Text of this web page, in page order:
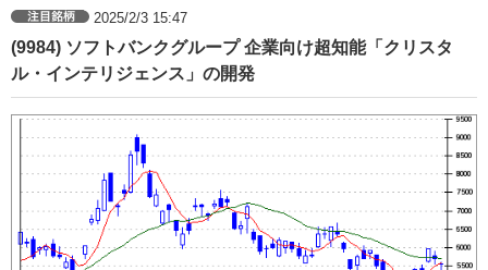
2025/2/3 15:47
(9984) ソフトバンクグループ 企業向け超知能「クリスタ
ル・インテリジェンス」の開発